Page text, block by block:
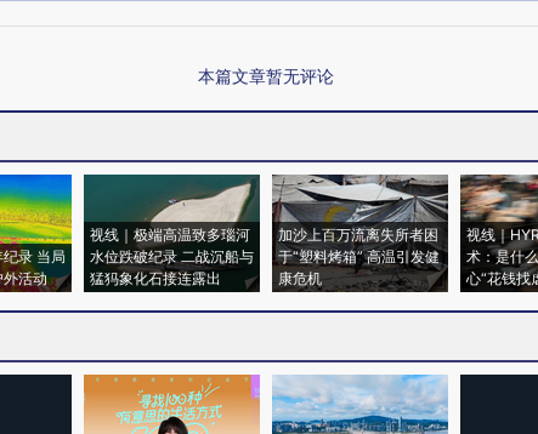
本篇文章暂无评论
录 当局
外活动
视线｜极端高温致多瑙河
水位跌破纪录 二战沉船与
猛犸象化石接连露出
加沙上百万流离失所者困
于“塑料烤箱” 高温引发健
康危机
视线｜
术：是什
心“花钱找